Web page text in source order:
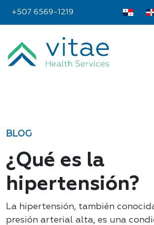
+507 6569-1219
BLOG
¿Qué es la
hipertensión?
La hipertensión, también
presión arterial alta, es una